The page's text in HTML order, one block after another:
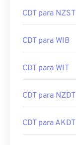
CDT para NZST
CDT para WIB
CDT para WIT
CDT para NZDT
CDT para AKDT